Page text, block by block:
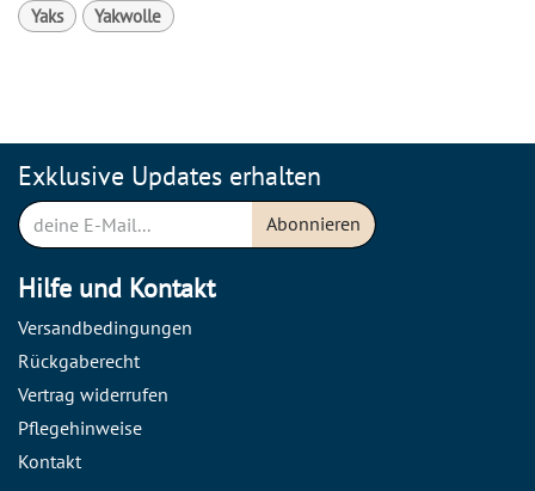
Yaks Yakwolle
Hilfe und Kontakt
Versandbedingungen
Rückgaberecht
Vertrag widerrufen
Pflegehinweise
Kontakt
Exklusive Updates erhalten
Abonnieren